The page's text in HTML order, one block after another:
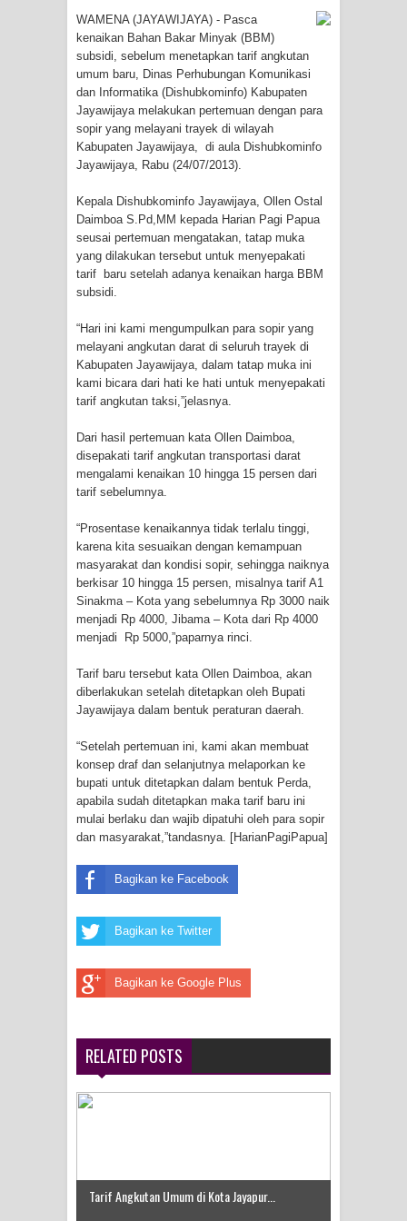
Tiga Personel Polresta Jayapura Kota
Jalani Sidang BP4R di Jayapura
Kapolresta Jayapura Kota
Mengapresiasi Antusiasme Warga
2026 di Lapangan Karang PTC Entrop
Kebakaran Hanguskan Satu Rumah
Profil Lengkap Papua Barat, Bumi
Cenderawasih di Ujung Barat Papua
Cenderawasih di Ujung Timur
Indonesia
Profil Lengkap Aceh, Provinsi
Istimewa di Ujung Sumatera
Lima Rumah Pribadi Terbakar Di
Hamadi Jayapura Selatan
Gempa M3,3 Guncang Nabire, BMKG
Imbau Waspada Susulan
Mama-Mama Pasar Lama Sentani
Protes Tumpukan Sampah dengan
Menghambur ke Tengah Jalan
Polres Jayapura Terima Laporan
Marthen Medlama Sebut Pemprov
Papua Siapkan 1000 Kuota Beasiswa
BRI Region 18 Jayapura Salurkan
Bhayangkara ke-80
WAMENA (JAYAWIJAYA) - Pasca
kenaikan Bahan Bakar Minyak (BBM)
subsidi, sebelum menetapkan tarif angkutan
umum baru, Dinas Perhubungan Komunikasi
dan Informatika (Dishubkominfo) Kabupaten
Jayawijaya melakukan pertemuan dengan para
sopir yang melayani trayek di wilayah
Kabupaten Jayawijaya, di aula Dishubkominfo
Jayawijaya, Rabu (24/07/2013).
Kepala Dishubkominfo Jayawijaya, Ollen Ostal
Daimboa S.Pd,MM kepada Harian Pagi Papua
seusai pertemuan mengatakan, tatap muka
yang dilakukan tersebut untuk menyepakati
tarif baru setelah adanya kenaikan harga BBM
subsidi.
“Hari ini kami mengumpulkan para sopir yang
melayani angkutan darat di seluruh trayek di
Kabupaten Jayawijaya, dalam tatap muka ini
kami bicara dari hati ke hati untuk menyepakati
tarif angkutan taksi,”jelasnya.
Dari hasil pertemuan kata Ollen Daimboa,
disepakati tarif angkutan transportasi darat
mengalami kenaikan 10 hingga 15 persen dari
tarif sebelumnya.
“Prosentase kenaikannya tidak terlalu tinggi,
karena kita sesuaikan dengan kemampuan
masyarakat dan kondisi sopir, sehingga naiknya
berkisar 10 hingga 15 persen, misalnya tarif A1
Sinakma – Kota yang sebelumnya Rp 3000 naik
menjadi Rp 4000, Jibama – Kota dari Rp 4000
menjadi Rp 5000,”paparnya rinci.
Tarif baru tersebut kata Ollen Daimboa, akan
diberlakukan setelah ditetapkan oleh Bupati
Jayawijaya dalam bentuk peraturan daerah.
“Setelah pertemuan ini, kami akan membuat
konsep draf dan selanjutnya melaporkan ke
bupati untuk ditetapkan dalam bentuk Perda,
apabila sudah ditetapkan maka tarif baru ini
mulai berlaku dan wajib dipatuhi oleh para sopir
dan masyarakat,”tandasnya. [HarianPagiPapua]
Bagikan ke Facebook
Bagikan ke Twitter
Bagikan ke Google Plus
RELATED POSTS
Tarif Angkutan Umum di Kota Jayapur...